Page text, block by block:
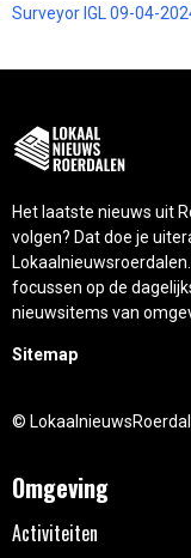
Surveyor IGL 09-04-
Het laatste nieuws uit
volgen? Dat doe je
focussen op de
nieuwsitems van
Sitemap
©
Omgeving
Activiteiten